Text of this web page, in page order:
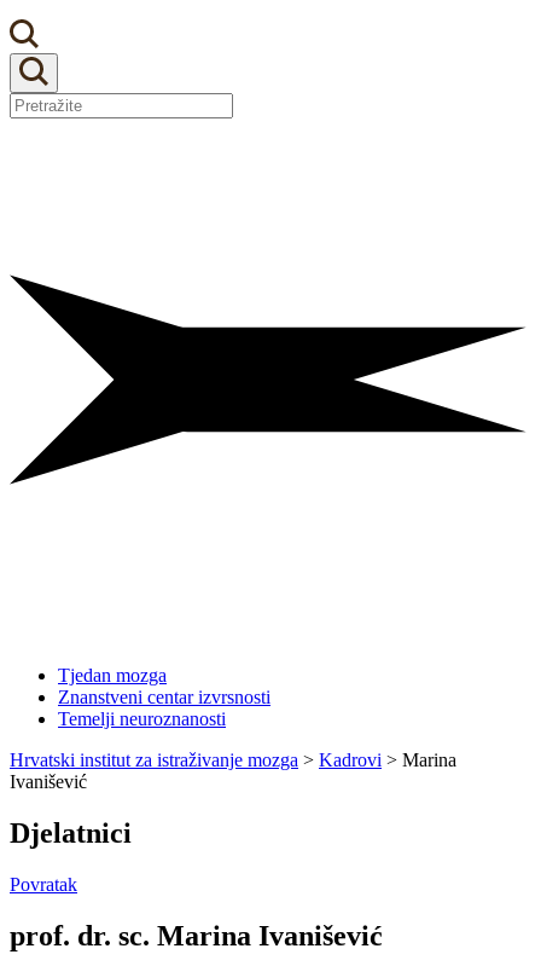
Tjedan mozga
Znanstveni centar izvrsnosti
Temelji neuroznanosti
Hrvatski institut za istraživanje mozga > Kadrovi > Marina
Ivanišević
Djelatnici
Povratak
prof. dr. sc. Marina Ivanišević